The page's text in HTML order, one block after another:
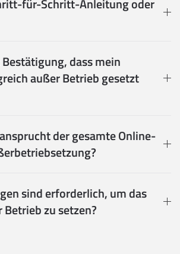
für-Schritt-Anleitung oder
dass mein
außer Betrieb gesetzt
der gesamte Online-
sind erforderlich, um das
zu setzen?